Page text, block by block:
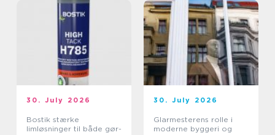
30. July 2026
Bostik stærke
limløsninger til både gør-
30. July 2026
Glarmesterens rolle i
moderne byggeri og